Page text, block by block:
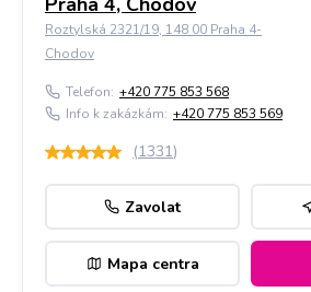
Roztylská 2321/19, 148 00 Praha 4-
Chodov
Telefon: +420 775 853 568
Info k zakázkám: +420 775 853 569
(1331)
Zavolat
Mapa centra